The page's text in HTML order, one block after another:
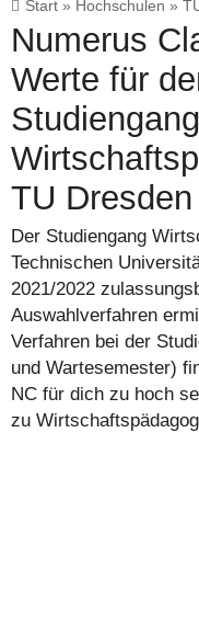
Start » Hochschulen »
Numerus
Werte für
Studiengang
TU Dresden
Der Studiengang
Technischen
2021/2022
Auswahlverfahren
Verfahren bei der
und Wartesemester)
NC für dich zu hoch
zu